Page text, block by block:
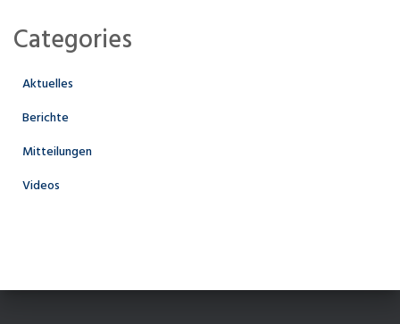
Categories
Aktuelles
Berichte
Mitteilungen
Videos